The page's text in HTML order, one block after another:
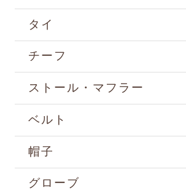
タイ
チーフ
ストール・マフラー
ベルト
帽子
グローブ